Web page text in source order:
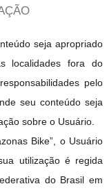
seja apropriado
localidades fora do
pelo
seu conteúdo seja
sobre o Usuário.
Bike”, o Usuário
utilização é regida
do Brasil em